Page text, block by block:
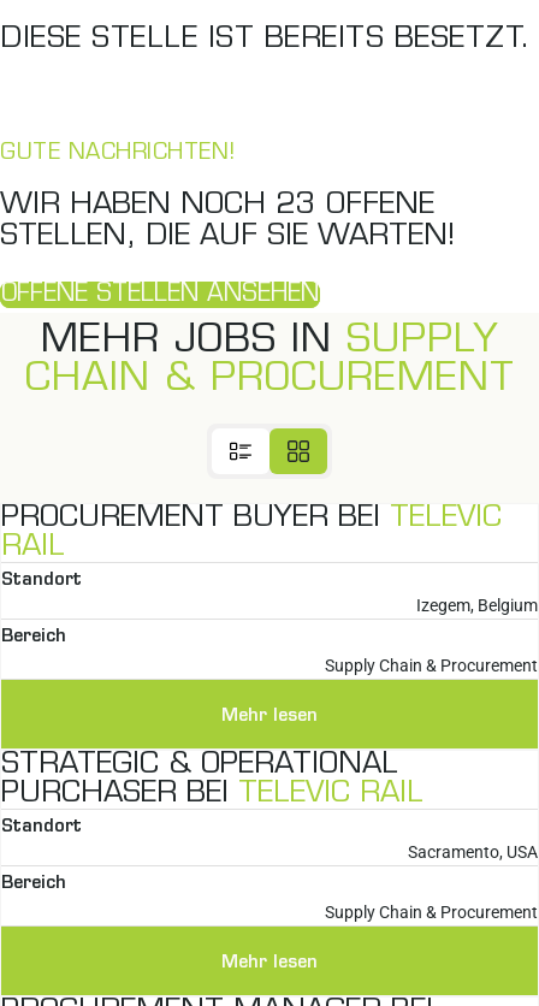
DIESE STELLE IST BEREITS BESETZT.
GUTE NACHRICHTEN!
WIR HABEN NOCH 23 OFFENE
STELLEN, DIE AUF SIE WARTEN!
OFFENE STELLEN ANSEHEN
MEHR JOBS IN SUPPLY
CHAIN & PROCUREMENT
PROCUREMENT BUYER BEI
TELEVIC
RAIL
Standort
Izegem, Belgium
Bereich
Supply Chain & Procurement
Mehr lesen
STRATEGIC & OPERATIONAL
PURCHASER BEI
TELEVIC RAIL
Standort
Sacramento, USA
Bereich
Supply Chain & Procurement
Mehr lesen